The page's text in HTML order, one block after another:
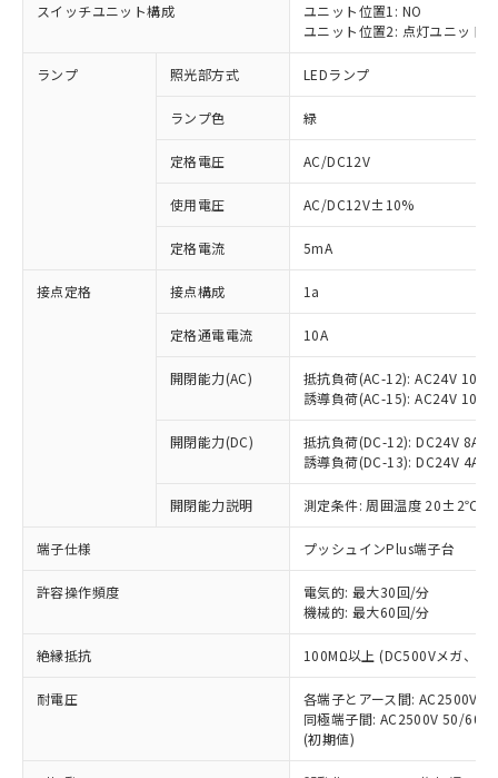
スイッチユニット構成
ユニット位置1: NO
ユニット位置2: 点灯ユニット
ランプ 照光部方式 LEDランプ
ランプ色 緑
定格電圧 AC/DC12V
使用電圧 AC/DC12V±10%
定格電流 5mA
接点定格 接点構成 1a
定格通電電流 10A
開閉能力(AC)
抵抗負荷(AC-12): AC24V 10A/
誘導負荷(AC-15): AC24V
開閉能力(DC)
抵抗負荷(DC-12): DC24V 8A/
誘導負荷(DC-13): DC24V 4A/
開閉能力説明 測定条件: 周囲温度 20±2℃、
端子仕様 プッシュインPlus端子台
許容操作頻度
電気的: 最大30回/分
機械的: 最大60回/分
絶縁抵抗 100MΩ以上 (DC500Vメガ、点
耐電圧
各端子とアース間: AC2500V
同極端子間: AC2500V 50/
(初期値)
ご利用条件
以下の条件をお読みいただき、同意のうえ
ご利用ください。
本サービスは、当社制御機器事業取扱
商品の当社在庫状況および標準価格
(税抜)を提供させていただくもので
当社制御機器事業取扱商品の中には、
本サービスの対象外となる商品もある
ことをご了承ください。
在庫状況および標準価格照会結果は、
記載している更新日時点での社内デー
タに基づき作成されるものであり、閲
覧された時点での実際の在庫および標
準価格とは異なる場合があることをご
※1 対応状況
対応済み：EU RoHS指令（10物質）の
非含有に対応した製品が提供可能な商品で
対応予定：EU RoHS指令（10物質）の非含
有に対応した製品に切り替える予定のある
対応予定なし：EU RoHS指令（10物質）の
非含有に非対応の商品で、対応品を出す予
定はありません。
調査・確認中：EU RoHS指令（10物質）の
非含有の対応状況を調査中または確認中の
非該当品：ライセンス料など無形物で、有
害物質有無と関係のない商品です。
仕入先様の事情により、非含有部品として
いたものが、含有品と判明した場合などや
むを得ず変更することがあります。
鉛(Pb) 1000ppm以下、 水銀(Hg) 1000ppm以下、 カド
六価クロム(Cr(Ⅵ)) 1000ppm以下、ポリ臭化ビフェニル
類(PBB) 1000ppm以下、ポリ臭化ジフェニルエーテル類
(PBDE) 1000ppm以下、フタル酸ビス(2-エチルヘキシ
※1 中国RoHS○×表
「○」：最大均質材料含有率が中国RoHSの
基準値以下であることを示します。
「×」：最大均質材料含有率が中国RoHSの
基準値を超えていることを示します。
「－」：未確認です。当社販売部門へお問
い合わせください。
*中国RoHS10物質の基準値 (GB/T26572)：
Pb(鉛) :1000ppm、 Hg(水銀) : 1000ppm、 Cd(カドミウ
Cr(Ⅵ)(六価クロム) : 1000ppm、 PBBs(ポリ臭化ビフェ
当社は、これら貴社製品のうち、外国
為替および外国貿易法に定める商品
（以下｢規制貨物等」という）を輸出
国政府の輸出許可(または役務取引許
可)を取得するなどの必要な手続きを